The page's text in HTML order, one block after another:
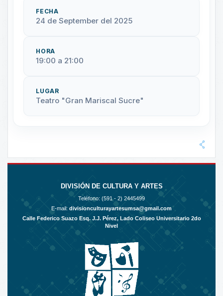
FECHA
24 de September del 2025
HORA
19:00 a 21:00
LUGAR
Teatro "Gran Mariscal Sucre"
DIVISIÓN DE CULTURA Y ARTES
Teléfono: (591 - 2) 2445499
E-mail: divisionculturayartesumsa@gmail.com
Calle Federico Suazo Esq. J.J. Pérez, Lado Coliseo Universitario 2do
Nivel